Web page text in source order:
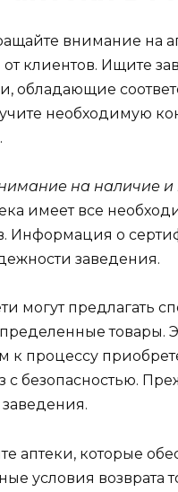
внимание на
клиентов. Ищите
обладающие
необходимую
на наличие
имеет все
о
заведения.
могут предлагать
товары.
процессу
с безопасностью.
аптеки, которые
условия возврата